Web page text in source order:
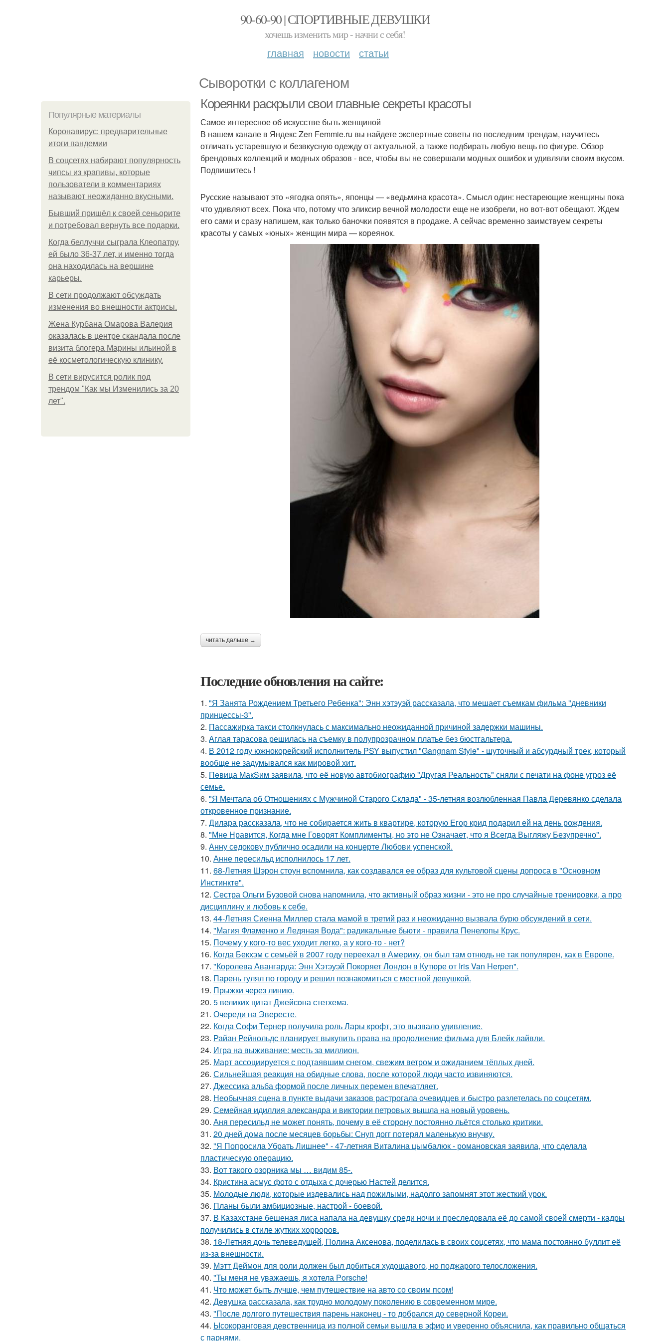
90-60-90 | СПОРТИВНЫЕ ДЕВУШКИ
хочешь изменить мир - начни с себя!
главная новости статьи
Сыворотки с коллагеном
Популярные материалы
Коронавирус: предварительные
итоги пандемии
В соцсетях набирают популярность
чипсы из крапивы, которые
пользователи в комментариях
называют неожиданно вкусными.
Бывший пришёл к своей сеньорите
и потребовал вернуть все подарки.
Когда беллуччи сыграла Клеопатру,
ей было 36-37 лет, и именно тогда
она находилась на вершине
карьеры.
В сети продолжают обсуждать
изменения во внешности актрисы.
Жена Курбана Омарова Валерия
оказалась в центре скандала после
визита блогера Марины ильиной в
её косметологическую клинику.
В сети вирусится ролик под
трендом "Как мы Изменились за 20
лет".
Кореянки раскрыли свои главные секреты красоты
Самое интересное об искусстве быть женщиной
В нашем канале в Яндекс Zen Femmie.ru вы найдете экспертные советы по последним трендам, научитесь
отличать устаревшую и безвкусную одежду от актуальной, а также подбирать любую вещь по фигуре. Обзор
брендовых коллекций и модных образов - все, чтобы вы не совершали модных ошибок и удивляли своим вкусом.
Подпишитесь !
Русские называют это «ягодка опять», японцы — «ведьмина красота». Смысл один: нестареющие женщины пока
что удивляют всех. Пока что, потому что эликсир вечной молодости еще не изобрели, но вот-вот обещают. Ждем
его сами и сразу напишем, как только баночки появятся в продаже. А сейчас временно заимствуем секреты
красоты у самых «юных» женщин мира — кореянок.
читать дальше →
Последние обновления на сайте:
1. "Я Занята Рождением Третьего Ребенка": Энн хэтэуэй рассказала, что мешает съемкам фильма "дневники
принцессы-3".
2. Пассажирка такси столкнулась с максимально неожиданной причиной задержки машины.
3. Аглая тарасова решилась на съемку в полупрозрачном платье без бюстгальтера.
4. В 2012 году южнокорейский исполнитель PSY выпустил "Gangnam Style" - шуточный и абсурдный трек, который
вообще не задумывался как мировой хит.
5. Пeвица MакSим заявила, что её новую автобиографию "Другая Реальность" сняли с печати на фоне угроз её
семье.
6. "Я Мечтала об Отношениях с Мужчиной Старого Склада" - 35-летняя возлюбленная Павла Деревянко сделала
откровенное признание.
7. Дилара рассказала, что не собирается жить в квартире, которую Егор крид подарил ей на день рождения.
8. "Мне Нравится, Когда мне Говорят Комплименты, но это не Означает, что я Всегда Выгляжу Безупречно".
9. Анну седокову публично осадили на концерте Любови успенской.
10. Анне пересильд исполнилось 17 лет.
11. 68-Летняя Шэрон стоун вспомнила, как создавался ее образ для культовой сцены допроса в "Основном
Инстинкте".
12. Сестра Ольги Бузовой снова напомнила, что активный образ жизни - это не про случайные тренировки, а про
дисциплину и любовь к себе.
13. 44-Летняя Сиенна Миллер стала мамой в третий раз и неожиданно вызвала бурю обсуждений в сети.
14. "Магия Фламенко и Ледяная Вода": радикальные бьюти - правила Пенелопы Крус.
15. Почему у кого-то вес уходит легко, а у кого-то - нет?
16. Когда Бекхэм с семьёй в 2007 году переехал в Америку, он был там отнюдь не так популярен, как в Европе.
17. "Королева Авангарда: Энн Хэтэуэй Покоряет Лондон в Кутюре от Iris Van Herpen".
18. Парень гулял по городу и решил познакомиться с местной девушкой.
19. Прыжки через линию.
20. 5 великих цитат Джейсoна стетхема.
21. Очереди на Эвересте.
22. Когда Софи Тернер получила роль Лары крофт, это вызвало удивление.
23. Райан Рейнольдс планирует выкупить права на продолжение фильма для Блейк лайвли.
24. Игра на выживание: месть за миллион.
25. Март ассоциируется с подтаявшим снегом, свежим ветром и ожиданием тёплых дней.
26. Сильнейшая реакция на обидные слова, после которой люди часто извиняются.
27. Джессика альба формой после личных перемен впечатляет.
28. Необычная сцена в пункте выдачи заказов растрогала очевидцев и быстро разлетелась по соцсетям.
29. Семейная идиллия александра и виктории петровых вышла на новый уровень.
30. Аня пересильд не может понять, почему в её сторону постоянно льётся столько критики.
31. 20 дней дома после месяцев борьбы: Снуп догг потерял маленькую внучку.
32. "Я Попросила Убрать Лишнее" - 47-летняя Виталина цымбалюк - романовская заявила, что сделала
пластическую операцию.
33. Вот такого озорника мы … видим 85-.
34. Кристина асмус фото с отдыха с дочерью Настей делится.
35. Молодые люди, которые издевались над пожилыми, надолго запомнят этот жесткий урок.
36. Планы были амбициозные, настрой - боевой.
37. В Казахстане бешеная лиса напала на девушку среди ночи и преследовала её до самой своей смерти - кадры
получились в стиле жутких хорроров.
38. 18-Летняя дочь телеведущей, Полина Аксенова, поделилась в своих соцсетях, что мама постоянно буллит её
из-за внешности.
39. Мэтт Деймон для роли должен был добиться худощавого, но поджарого телосложения.
40. "Ты меня не уважаешь, я хотела Porsche!
41. Что может быть лучше, чем путешествие на авто со своим псом!
42. Девушка рассказала, как трудно молодому поколению в современном мире.
43. "После долгого путешествия парень наконец - то добрался до северной Кореи.
44. Ысокоранговая девственница из полной семьи вышла в эфир и уверенно объяснила, как правильно общаться
с парнями.